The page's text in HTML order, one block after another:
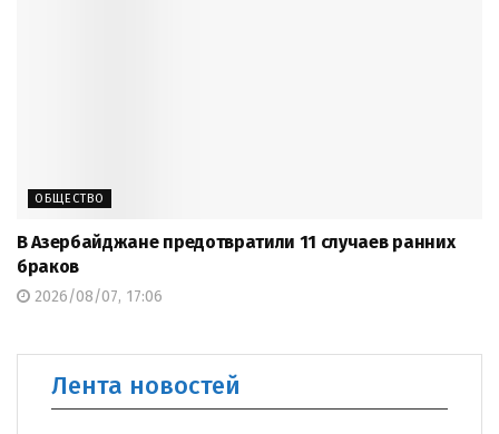
ОБЩЕСТВО
В Азербайджане предотвратили 11 случаев ранних
браков
2026/08/07, 17:06
Лента новостей